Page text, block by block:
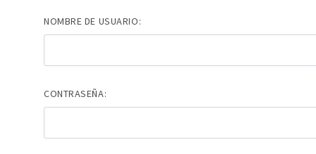
NOMBRE DE USUARIO:
CONTRASEÑA: